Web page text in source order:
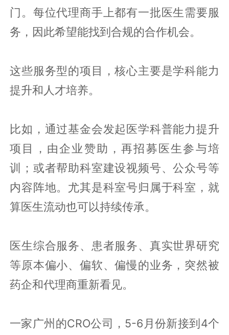
门。每位代理商手上都有一批医生需要服
务，因此希望能找到合规的合作机会。
这些服务型的项目，核心主要是学科能力
提升和人才培养。
比如，通过基金会发起医学科普能力提升
项目，由企业赞助，再招募医生参与培
训；或者帮助科室建设视频号、公众号等
内容阵地。尤其是科室号归属于科室，就
算医生流动也可以持续传承。
医生综合服务、患者服务、真实世界研究
等原本偏小、偏软、偏慢的业务，突然被
药企和代理商重新看见。
一家广州的CRO公司，5-6月份新接到4个